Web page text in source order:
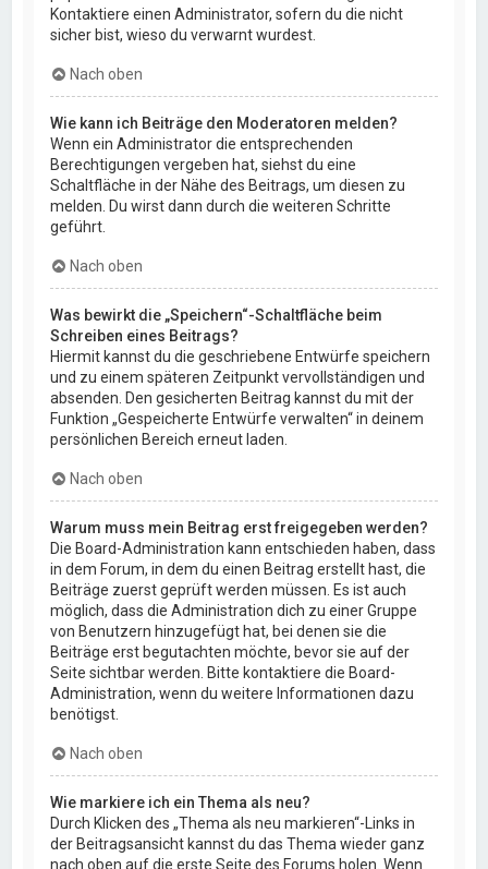
Kontaktiere einen Administrator, sofern du die nicht
sicher bist, wieso du verwarnt wurdest.
Nach oben
Wie kann ich Beiträge den Moderatoren melden?
Wenn ein Administrator die entsprechenden
Berechtigungen vergeben hat, siehst du eine
Schaltfläche in der Nähe des Beitrags, um diesen zu
melden. Du wirst dann durch die weiteren Schritte
geführt.
Nach oben
Was bewirkt die „Speichern“-Schaltfläche beim
Schreiben eines Beitrags?
Hiermit kannst du die geschriebene Entwürfe speichern
und zu einem späteren Zeitpunkt vervollständigen und
absenden. Den gesicherten Beitrag kannst du mit der
Funktion „Gespeicherte Entwürfe verwalten“ in deinem
persönlichen Bereich erneut laden.
Nach oben
Warum muss mein Beitrag erst freigegeben werden?
Die Board-Administration kann entschieden haben, dass
in dem Forum, in dem du einen Beitrag erstellt hast, die
Beiträge zuerst geprüft werden müssen. Es ist auch
möglich, dass die Administration dich zu einer Gruppe
von Benutzern hinzugefügt hat, bei denen sie die
Beiträge erst begutachten möchte, bevor sie auf der
Seite sichtbar werden. Bitte kontaktiere die Board-
Administration, wenn du weitere Informationen dazu
benötigst.
Nach oben
Wie markiere ich ein Thema als neu?
Durch Klicken des „Thema als neu markieren“-Links in
der Beitragsansicht kannst du das Thema wieder ganz
nach oben auf die erste Seite des Forums holen. Wenn